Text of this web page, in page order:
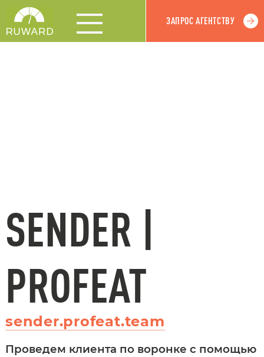
ЗАПРОС АГЕНТСТВУ
SENDER |
PROFEAT
sender.profeat.team
Проведем клиента по воронке с помощью